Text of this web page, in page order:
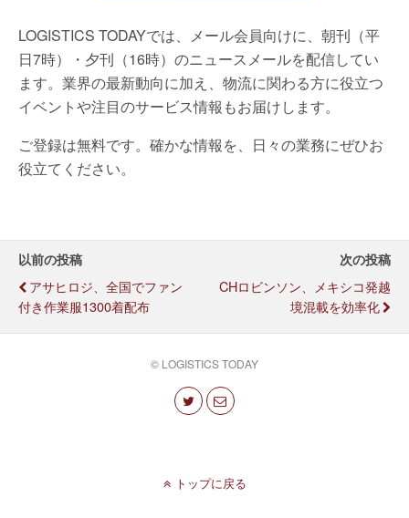
LOGISTICS TODAYでは、メール会員向けに、朝刊（平
日7時）・夕刊（16時）のニュースメールを配信してい
ます。業界の最新動向に加え、物流に関わる方に役立つ
イベントや注目のサービス情報もお届けします。
ご登録は無料です。確かな情報を、日々の業務にぜひお
役立てください。
以前の投稿
アサヒロジ、全国でファン
付き作業服1300着配布
次の投稿
CHロビンソン、メキシコ発越
境混載を効率化
© LOGISTICS TODAY
トップに戻る